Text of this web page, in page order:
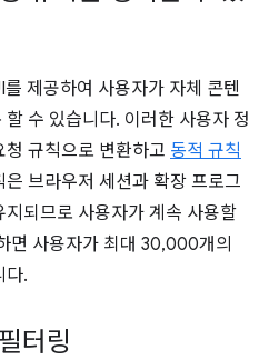
제공하여 사용자가 자체 콘텐
수 있습니다. 이러한 사용자 정
규칙으로 변환하고 동적 규칙
브라우저 세션과 확장 프로그
되므로 사용자가 계속 사용할
면 사용자가 최대 30,000개의
다.
터링